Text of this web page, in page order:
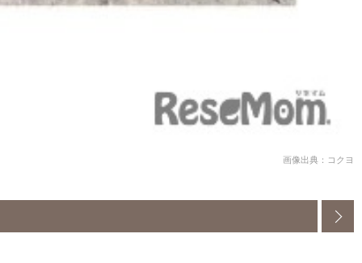
画像出典：コクヨ